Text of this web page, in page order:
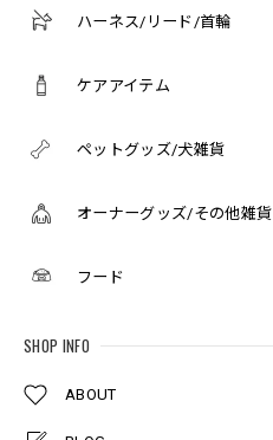
ハーネス/リード/首輪
ケアアイテム
ペットグッズ/犬雑貨
オーナーグッズ/その他雑貨
フード
SHOP INFO
ABOUT